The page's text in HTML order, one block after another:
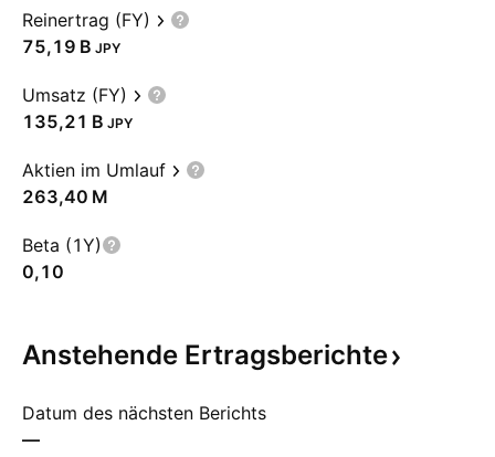
Reinertrag (FY)
‪75,19 B‬ JPY
Umsatz (FY)
‪135,21 B‬ JPY
Aktien im Umlauf
‪263,40 M‬
Beta (1Y)
0,10
Anstehende Ertragsberichte
Datum des nächsten Berichts
—